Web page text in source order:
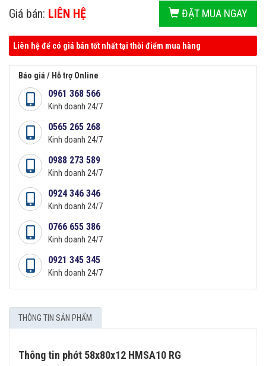
Giá bán: LIÊN HỆ ĐẶT MUA NGAY
Liên hệ để có giá bán tốt nhất tại thời điểm mua hàng
Báo giá / Hỗ trợ Online
0961 368 566
Kinh doanh 24/7
0565 265 268
Kinh doanh 24/7
0988 273 589
Kinh doanh 24/7
0924 346 346
Kinh doanh 24/7
0766 655 386
Kinh doanh 24/7
0921 345 345
Kinh doanh 24/7
THÔNG TIN SẢN PHẨM
Thông tin phớt 58x80x12 HMSA10 RG